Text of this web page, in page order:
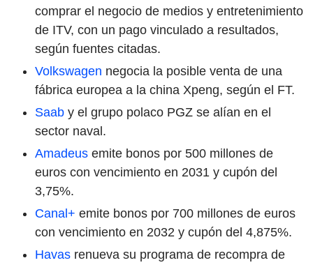
comprar el negocio de medios y entretenimiento
de ITV, con un pago vinculado a resultados,
según fuentes citadas.
Volkswagen negocia la posible venta de una
fábrica europea a la china Xpeng, según el FT.
Saab y el grupo polaco PGZ se alían en el
sector naval.
Amadeus emite bonos por 500 millones de
euros con vencimiento en 2031 y cupón del
3,75%.
Canal+ emite bonos por 700 millones de euros
con vencimiento en 2032 y cupón del 4,875%.
Havas renueva su programa de recompra de